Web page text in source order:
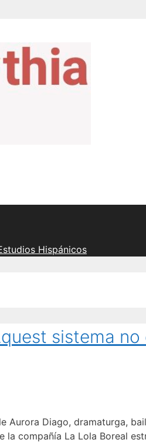
Hispánicos
sistema
Aurora Diago, dramaturga,
compañía La Lola Boreal